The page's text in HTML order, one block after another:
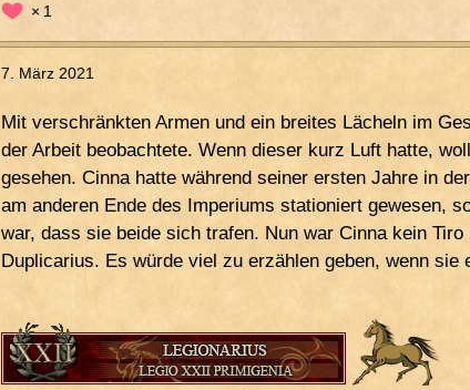
1
7. März 2021
Mit verschränkten Armen und ein breites Lächeln im
der Arbeit beobachtete. Wenn dieser kurz Luft hatte,
gesehen. Cinna hatte während seiner ersten Jahre in
am anderen Ende des Imperiums stationiert gewesen,
war, dass sie beide sich trafen. Nun war Cinna kein
Duplicarius. Es würde viel zu erzählen geben, wenn sie